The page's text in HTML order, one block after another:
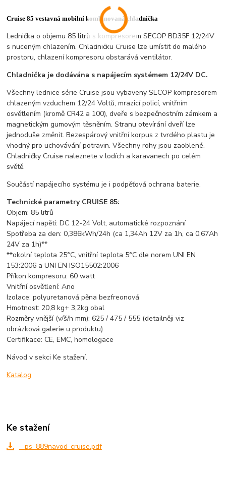
Cruise 85 vestavná mobilní kombinovaná chladnička
Lednička o objemu 85 litrů s kompresorem SECOP BD35F 12/24V
s nuceným chlazením. Chladničku Cruise lze umístit do malého
prostoru, chlazení kompresoru obstarává ventilátor.
Chladnička je dodávána s napájecím systémem 12/24V DC.
Všechny lednice série Cruise jsou vybaveny SECOP kompresorem
chlazeným vzduchem 12/24 Voltů, mrazicí policí, vnitřním
osvětlením (kromě CR42 a 100), dveře s bezpečnostním zámkem a
magnetickým gumovým těsněním. Stranu otevírání dveří lze
jednoduše změnit. Bezespárový vnitřní korpus z tvrdého plastu je
vhodný pro uchovávání potravin. Všechny rohy jsou zaoblené.
Chladničky Cruise naleznete v lodích a karavanech po celém
světě.
Součástí napájecího systému je i podpěťová ochrana baterie.
Technické parametry CRUISE 85:
Objem: 85 litrů
Napájecí napětí: DC 12-24 Volt, automatické rozpoznání
Spotřeba za den: 0,386kWh/24h (ca 1,34Ah 12V za 1h, ca 0,67Ah
24V za 1h)**
**okolní teplota 25°C, vnitřní teplota 5°C dle norem UNI EN
153:2006 a UNI EN ISO15502:2006
Příkon kompresoru: 60 watt
Vnitřní osvětlení: Ano
Izolace: polyuretanová pěna bezfreonová
Hmotnost: 20,8 kg+ 3,2kg obal
Rozměry vnější (v/š/h mm): 625 / 475 / 555 (detailněji viz
obrázková galerie u produktu)
Certifikace: CE, EMC, homologace
Návod v sekci Ke stažení.
Katalog
Ke stažení
_ps_889navod-cruise.pdf